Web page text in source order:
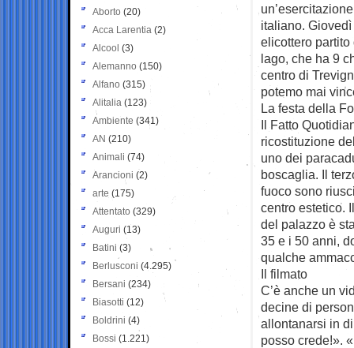
italiano.
elicottero
lago, che ha 9
centro di
potemo mai
La festa della
Il Fatto
ricostituzione
uno dei
boscaglia. Il
fuoco sono
centro estetico.
del palazzo è
35 e i 50 anni,
qualche
Il filmato
C’è anche un
decine di
allontanarsi in
posso crede!».
Aborto (20)
Acca Larentia (2)
Alcool (3)
Alemanno (150)
Alfano (315)
Alitalia (123)
Ambiente (341)
AN (210)
Animali (74)
Arancioni (2)
arte (175)
Attentato (329)
Auguri (13)
Batini (3)
Berlusconi (4.295)
Bersani (234)
Biasotti (12)
Boldrini (4)
Bossi (1.221)